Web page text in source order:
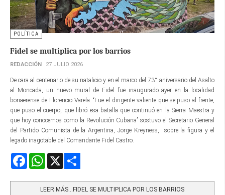
POLÍTICA
Fidel se multiplica por los barrios
REDACCIÓN 27 JULIO 2026
De cara al centenario de su natalicio y en el marco del 73° aniversario del Asalto
al Moncada, un nuevo mural de Fidel fue inaugurado ayer en la localidad
bonaerense de Florencio Varela. “Fue el dirigente valiente que se puso al frente,
que puso el cuerpo, que libró esa batalla que continuó en la Sierra Maestra y
que hoy conocemos como la Revolución Cubana” sostuvo el Secretario General
del Partido Comunista de la Argentina, Jorge Kreyness, sobre la figura y el
legado inagotable del Comandante Fidel Castro.
FacebookWhatsApp
LEER MÁS…FIDEL SE MULTIPLICA POR LOS BARRIOS